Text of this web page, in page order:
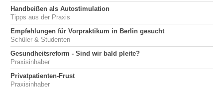
Handbeißen als Autostimulation
Tipps aus der Praxis
Empfehlungen für Vorpraktikum in Berlin gesucht
Schüler & Studenten
Gesundheitsreform - Sind wir bald pleite?
Praxisinhaber
Privatpatienten-Frust
Praxisinhaber